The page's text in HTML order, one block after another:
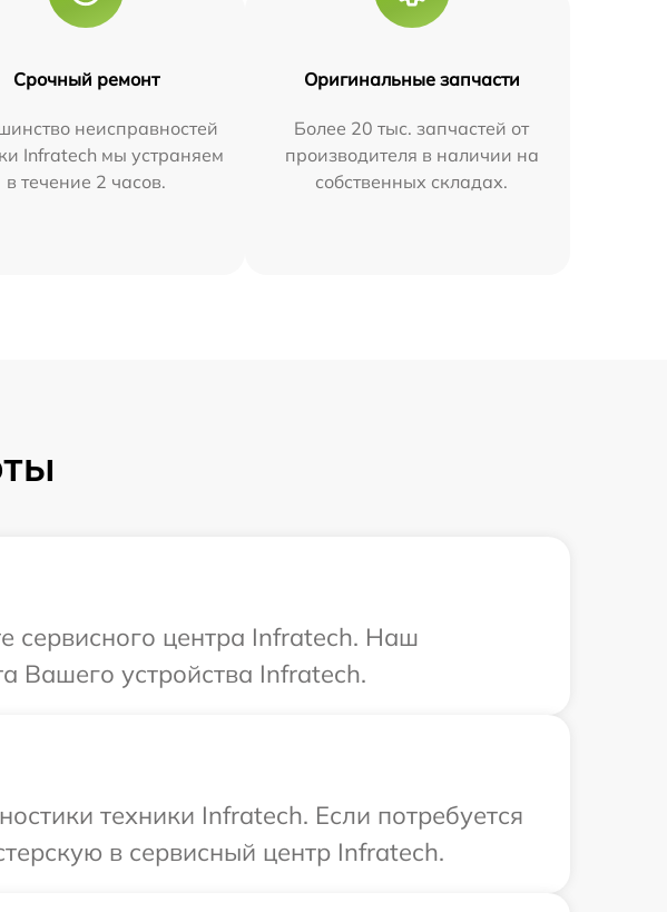
Срочный ремонт
неисправностей
Infratech мы устраняем
в течение 2 часов.
Оригинальные запчасти
Более 20 тыс. запчастей от
производителя в наличии на
собственных складах.
сервисного центра Infratech. Наш
Вашего устройства Infratech.
техники Infratech. Если потребуется
в сервисный центр Infratech.